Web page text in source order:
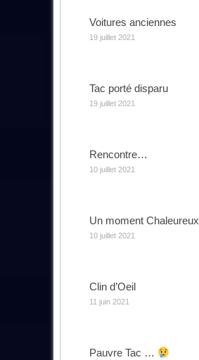
Voitures anciennes
19 juillet 2021
Tac porté disparu
19 juillet 2021
Rencontre…
10 juillet 2021
Un moment Chaleureux
10 juillet 2021
Clin d’Oeil
11 juin 2021
Pauvre Tac …